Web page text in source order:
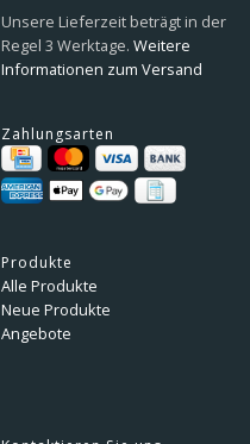
Unsere Lieferzeit beträgt in der
Regel 3 Werktage. Weitere
Informationen zum Versand
Zahlungsarten
Produkte
Alle Produkte
Neue Produkte
Angebote